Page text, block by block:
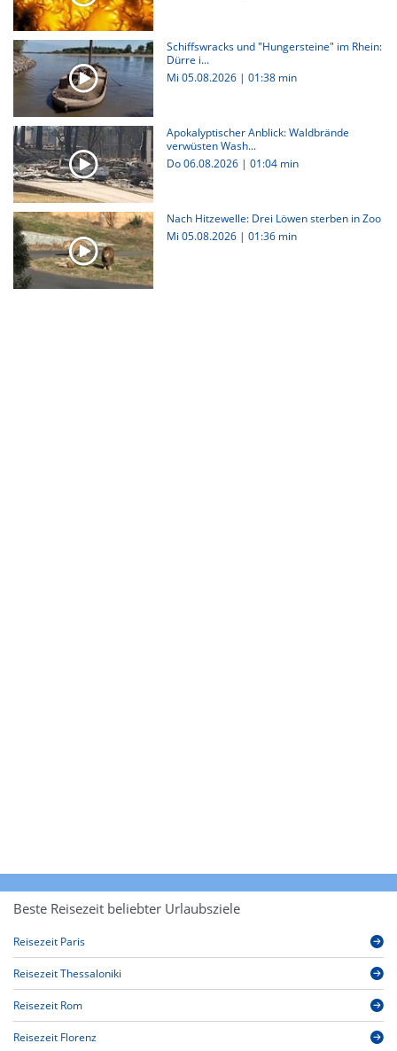
Schiffswracks und "Hungersteine" im Rhein:
Dürre i...
Mi 05.08.2026 | 01:38 min
Apokalyptischer Anblick: Waldbrände
verwüsten Wash...
Do 06.08.2026 | 01:04 min
Nach Hitzewelle: Drei Löwen sterben in Zoo
Mi 05.08.2026 | 01:36 min
Beste Reisezeit beliebter Urlaubsziele
Reisezeit Paris
Reisezeit Thessaloniki
Reisezeit Rom
Reisezeit Florenz